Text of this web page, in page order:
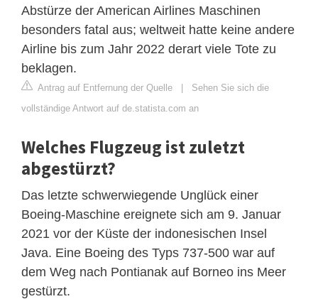
Abstürze der American Airlines Maschinen
besonders fatal aus; weltweit hatte keine andere
Airline bis zum Jahr 2022 derart viele Tote zu
beklagen.
Antrag auf Entfernung der Quelle | Sehen Sie sich die
vollständige Antwort auf de.statista.com an
Welches Flugzeug ist zuletzt
abgestürzt?
Das letzte schwerwiegende Unglück einer
Boeing-Maschine ereignete sich am 9. Januar
2021 vor der Küste der indonesischen Insel
Java. Eine Boeing des Typs 737-500 war auf
dem Weg nach Pontianak auf Borneo ins Meer
gestürzt.